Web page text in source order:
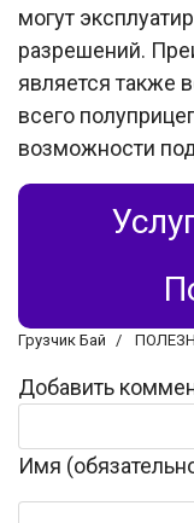
могут
разрешений.
является также
всего
возможности
Грузчик Бай
Добавить
Имя